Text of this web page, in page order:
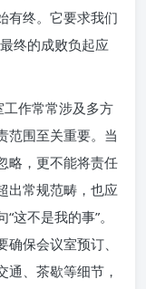
有终。它要求我们
终的成败负起应
工作常常涉及多方
范围至关重要。当
略，更不能将责任
出常规范畴，也应
这不是我的事”。
保会议室预订、
、茶歇等细节，